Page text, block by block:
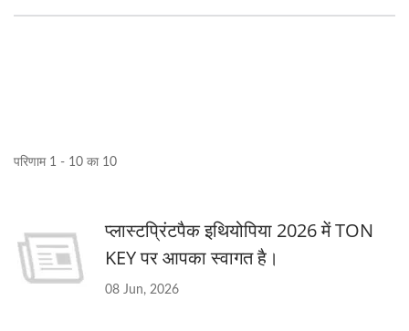
परिणाम 1 - 10 का 10
प्लास्टप्रिंटपैक इथियोपिया 2026 में TON
KEY पर आपका स्वागत है।
08 Jun, 2026